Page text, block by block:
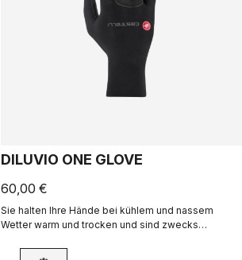
DILUVIO ONE GLOVE
60,00 €
Sie halten Ihre Hände bei kühlem und nassem
Wetter warm und trocken und sind zwecks